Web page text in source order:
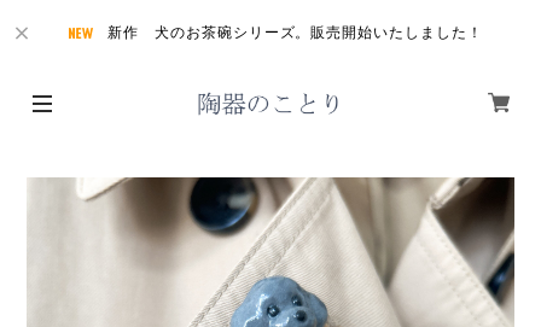
新作 犬のお茶碗シリーズ。販売開始いたしました！